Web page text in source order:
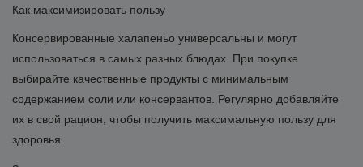
Как максимизировать пользу
Консервированные халапеньо универсальны и могут
использоваться в самых разных блюдах. При покупке
выбирайте качественные продукты с минимальным
содержанием соли или консервантов. Регулярно добавляйте
их в свой рацион, чтобы получить максимальную пользу для
здоровья.